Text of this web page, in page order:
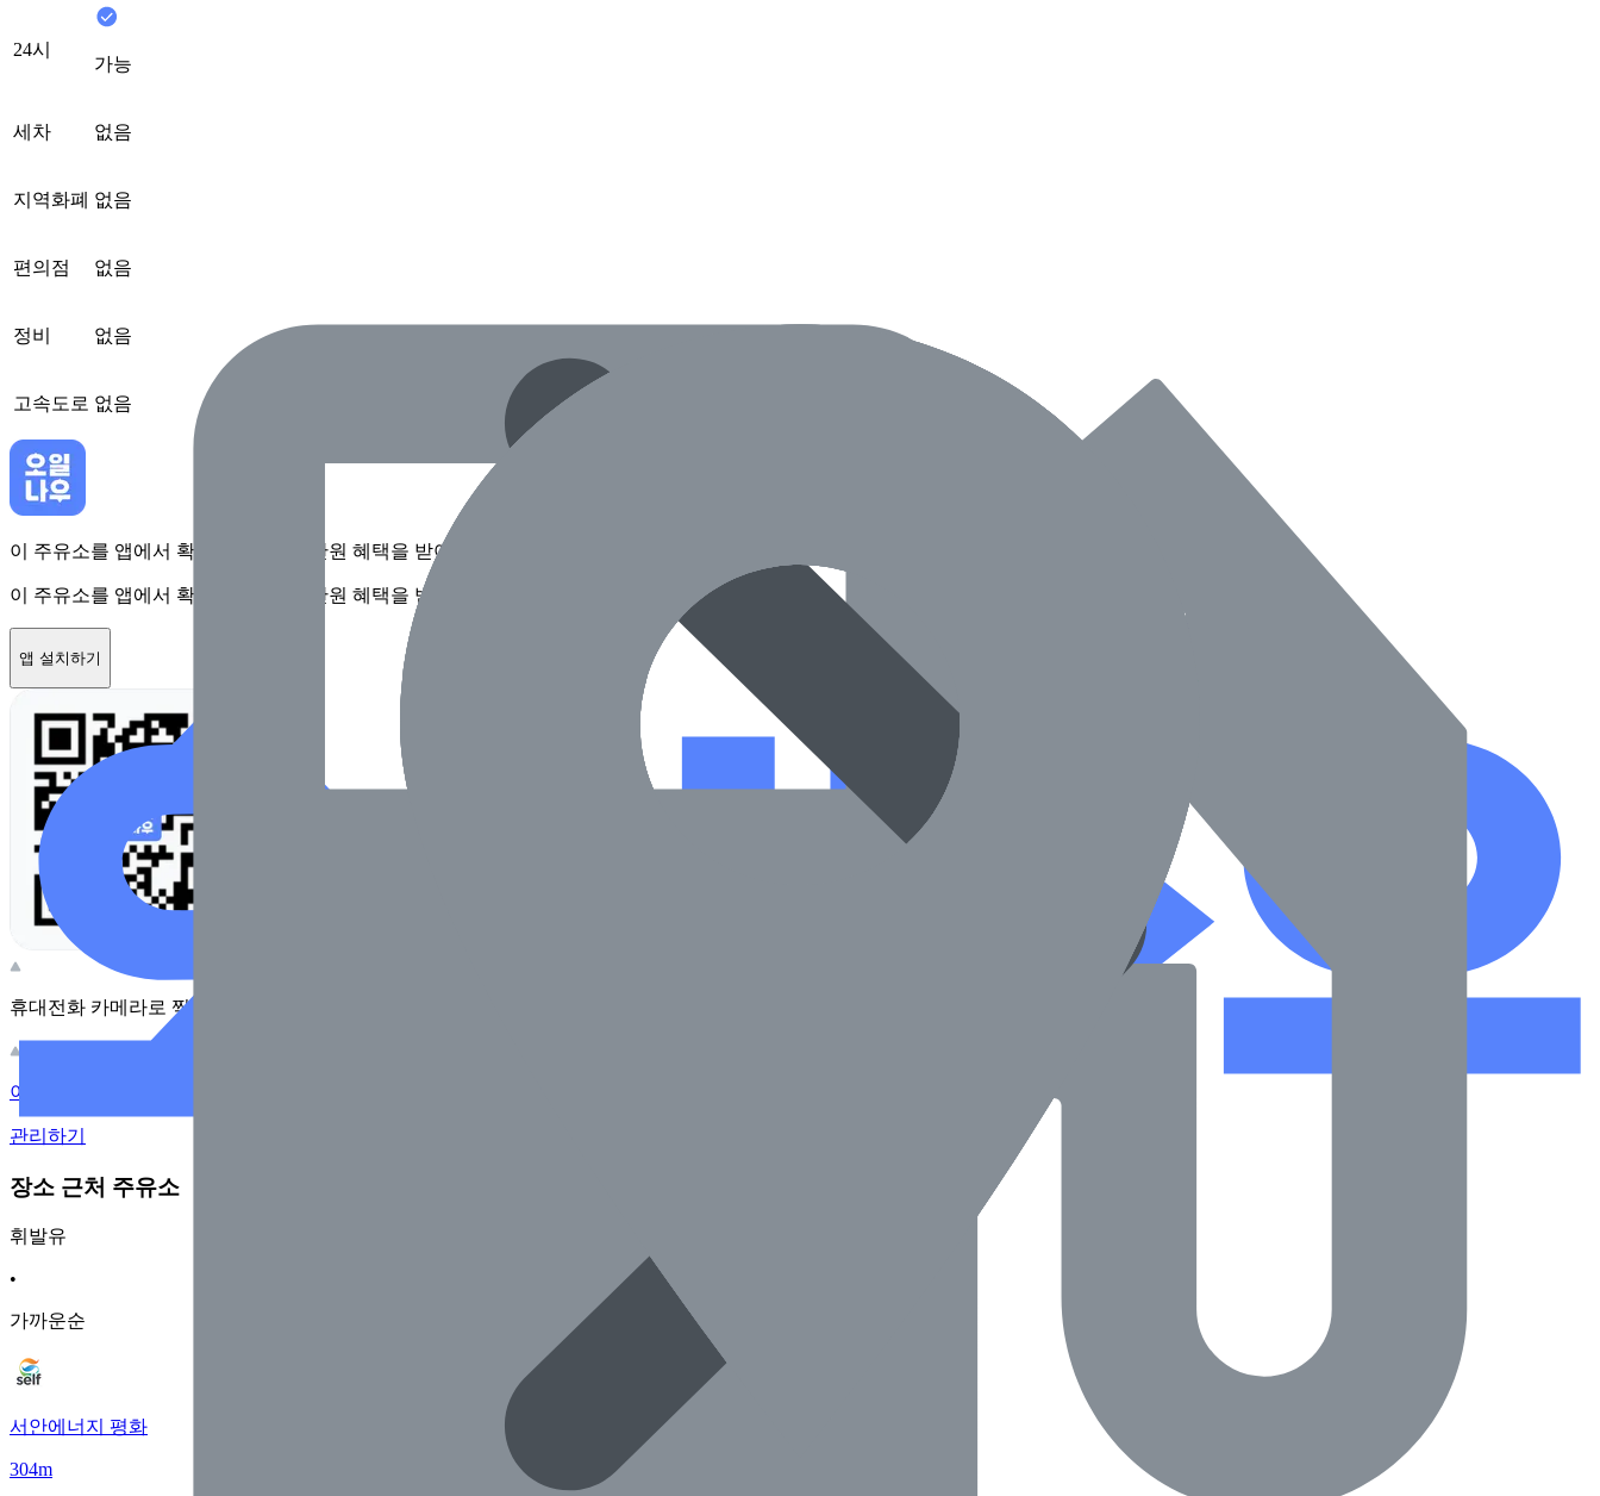
24시
가능
세차 없음
지역화폐 없음
편의점 없음
정비 없음
고속도로 없음
이 주유소를 앱에서 확인하고 최대 1만원 혜택을 받아보세요
이 주유소를 앱에서 확인하고 최대 1만원 혜택을 받아보세요
앱 설치하기
휴대전화 카메라로 찍어보세요
이 주유소의 사장님이신가요?
관리하기
장소 근처 주유소
휘발유
•
가까운순
서안에너지 평화
304m